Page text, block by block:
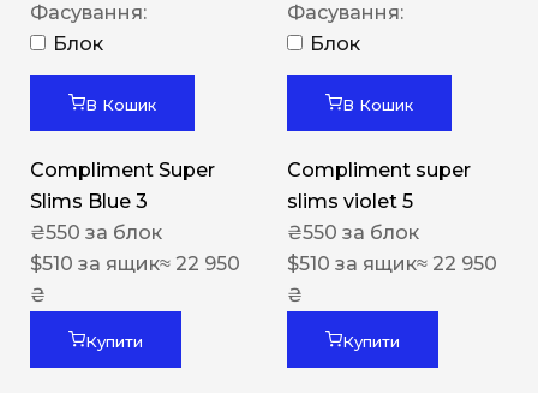
Фасування:
Блок
В Кошик
Compliment Super
Slims Blue 3
₴550 за блок
$510 за ящик≈ 22 950
₴
Купити
Фасування:
Блок
В Кошик
Compliment super
slims violet 5
₴550 за блок
$510 за ящик≈ 22 950
₴
Купити